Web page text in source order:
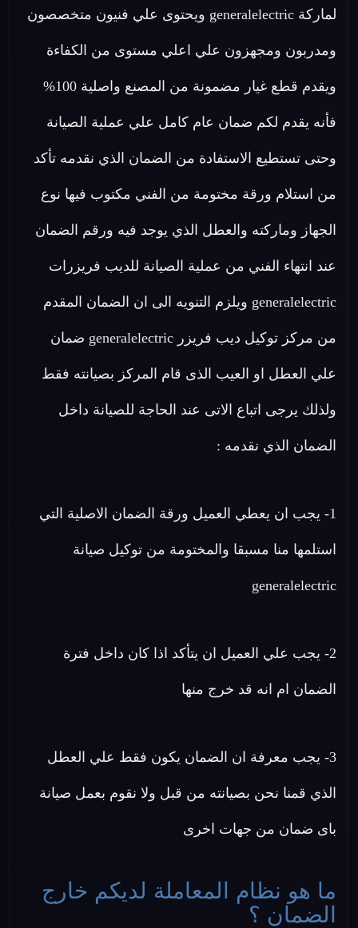
لماركة generalelectric ويحتوى علي فنيون متخصصون
ومدربون ومجهزون علي اعلي مستوى من الكفاءة
ويقدم قطع غيار مضمونة من المصنع واصلية 100%
فأنه يقدم لكم ضمان عام كامل علي عملية الصيانة
وحتى تستطيع الاستفادة من الضمان الذي نقدمه تأكد
من استلام ورقة مختومة من الفني مكتوب فيها نوع
الجهاز وماركته والعطل الذي يوجد فيه ورقم الضمان
عند انتهاء الفني من عملية الصيانة للديب فريزرات
generalelectric ويلزم التنويه الى ان الضمان المقدم
من مركز توكيل ديب فريزر generalelectric ضمان
علي العطل او العيب الذى قام المركز بصيانته فقط
ولذلك يرجى اتباع الاتى عند الحاجة للصيانة داخل
الضمان الذي نقدمه :
1- يجب ان يعطي العميل ورقة الضمان الاصلية التي
استلمها منا مسبقا والمختومة من توكيل صيانة
generalelectric
2- يجب علي العميل ان يتأكد اذا كان داخل فترة
الضمان ام انه قد خرج منها
3- يجب معرفة ان الضمان يكون فقط علي العطل
الذي قمنا نحن بصيانته من قبل ولا نقوم بعمل صيانة
باى ضمان من جهات اخرى
ما هو نظام المعاملة لديكم خارج
الضمان ؟